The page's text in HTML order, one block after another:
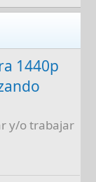
1440p
y/o trabajar